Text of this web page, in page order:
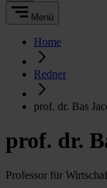
Menü
Home
Redner
prof. dr. Bas
prof. dr.
Professor für